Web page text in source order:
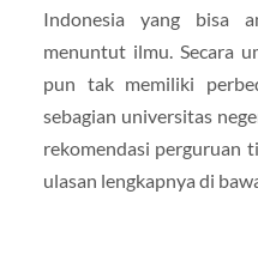
Indonesia yang bisa
menuntut ilmu. Secara
pun tak memiliki
sebagian universitas
rekomendasi perguruan
ulasan lengkapnya di